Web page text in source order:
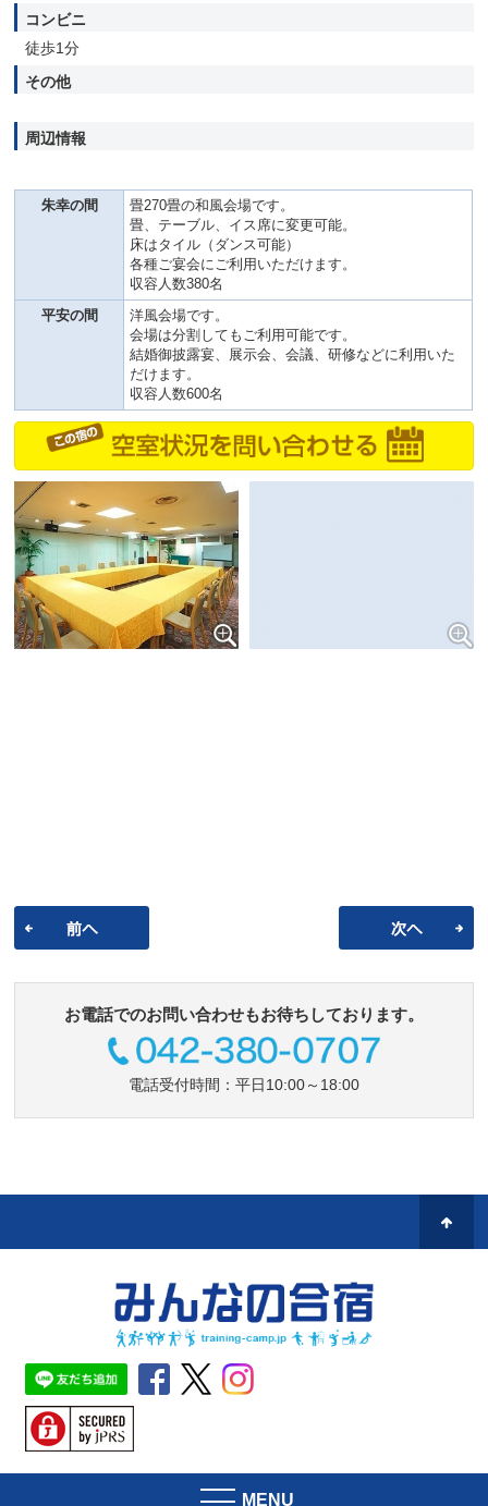
コンビニ
徒歩1分
その他
周辺情報
朱幸の間
畳270畳の和風会場です。
畳、テーブル、イス席に変更可能。
床はタイル（ダンス可能）
各種ご宴会にご利用いただけます。
収容人数380名
平安の間
洋風会場です。
会場は分割してもご利用可能です。
結婚御披露宴、展示会、会議、研修などに利用いた
だけます。
収容人数600名
お電話でのお問い合わせもお待ちしております。
電話受付時間：平日10:00～18:00
MENU